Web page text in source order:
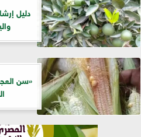
دليل
«سن